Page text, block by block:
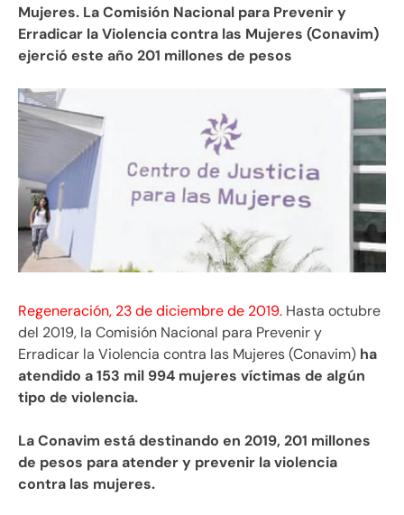
Mujeres. La Comisión Nacional para Prevenir y
Erradicar la Violencia contra las Mujeres (Conavim)
ejerció este año 201 millones de pesos
Regeneración, 23 de diciembre de 2019. Hasta octubre
del 2019, la Comisión Nacional para Prevenir y
Erradicar la Violencia contra las Mujeres (Conavim) ha
atendido a 153 mil 994 mujeres víctimas de algún
tipo de violencia.
La Conavim está destinando en 2019, 201 millones
de pesos para atender y prevenir la violencia
contra las mujeres.